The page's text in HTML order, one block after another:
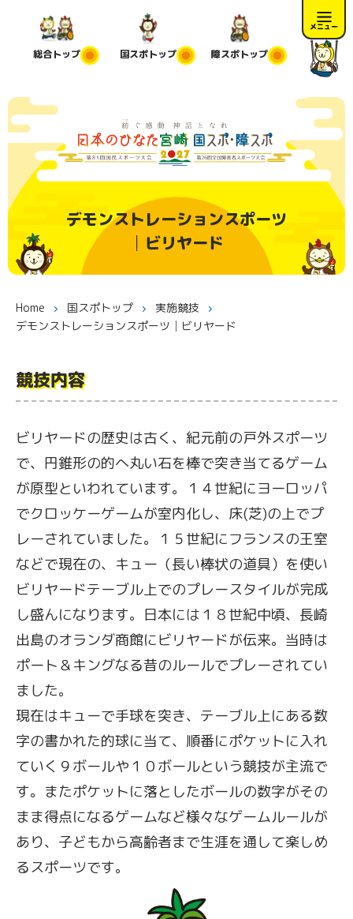
メニュー
総合トップ 国スポトップ 障スポトップ
デモンストレーションスポーツ
│ビリヤード
Home 国スポトップ
実施競技
デモンストレーションスポーツ│ビリヤード
競技内容
ビリヤードの歴史は古く、紀元前の戸外スポーツ
で、円錐形の的へ丸い石を棒で突き当てるゲーム
が原型といわれています。１４世紀にヨーロッパ
でクロッケーゲームが室内化し、床(芝)の上でプ
レーされていました。１５世紀にフランスの王室
などで現在の、キュー（長い棒状の道具）を使い
ビリヤードテーブル上でのプレースタイルが完成
し盛んになります。日本には１８世紀中頃、長崎
出島のオランダ商館にビリヤードが伝来。当時は
ポート＆キングなる昔のルールでプレーされてい
ました。
現在はキューで手球を突き、テーブル上にある数
字の書かれた的球に当て、順番にポケットに入れ
ていく９ボールや１０ボールという競技が主流で
す。またポケットに落としたボールの数字がその
まま得点になるゲームなど様々なゲームルールが
あり、子どもから高齢者まで生涯を通して楽しめ
るスポーツです。